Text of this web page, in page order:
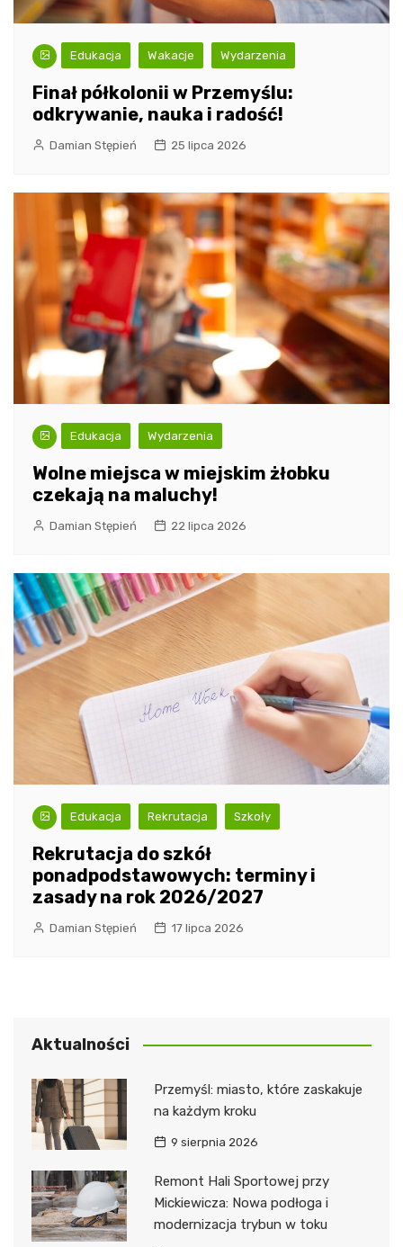
Edukacja Wakacje Wydarzenia
Finał półkolonii w Przemyślu:
odkrywanie, nauka i radość!
Damian Stępień 25 lipca 2026
Edukacja Wydarzenia
Wolne miejsca w miejskim żłobku
czekają na maluchy!
Damian Stępień 22 lipca 2026
Edukacja Rekrutacja Szkoły
Rekrutacja do szkół
ponadpodstawowych: terminy i
zasady na rok 2026/2027
Damian Stępień 17 lipca 2026
Aktualności
Przemyśl: miasto, które zaskakuje
na każdym kroku
9 sierpnia 2026
Remont Hali Sportowej przy
Mickiewicza: Nowa podłoga i
modernizacja trybun w toku